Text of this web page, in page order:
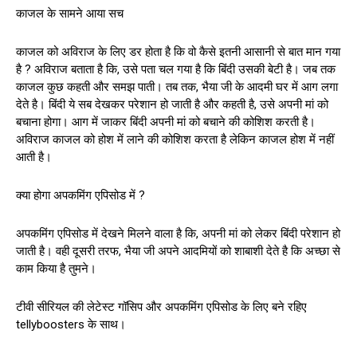
काजल के सामने आया सच
काजल को अविराज के लिए डर होता है कि वो कैसे इतनी आसानी से बात मान गया
है ? अविराज बताता है कि, उसे पता चल गया है कि बिंदी उसकी बेटी है। जब तक
काजल कुछ कहती और समझ पाती। तब तक, भैया जी के आदमी घर में आग लगा
देते है। बिंदी ये सब देखकर परेशान हो जाती है और कहती है, उसे अपनी मां को
बचाना होगा। आग में जाकर बिंदी अपनी मां को बचाने की कोशिश करती है।
अविराज काजल को होश में लाने की कोशिश करता है लेकिन काजल होश में नहीं
आती है।
क्या होगा अपकमिंग एपिसोड में ?
अपकमिंग एपिसोड में देखने मिलने वाला है कि, अपनी मां को लेकर बिंदी परेशान हो
जाती है। वही दूसरी तरफ, भैया जी अपने आदमियों को शाबाशी देते है कि अच्छा से
काम किया है तुमने।
टीवी सीरियल की लेटेस्ट गॉसिप और अपकमिंग एपिसोड के लिए बने रहिए
tellyboosters के साथ।